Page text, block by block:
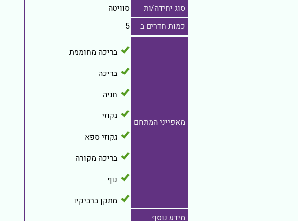
סוג יחידה/ות
סוויטה
כמות חדרים ב
5
מאפייני המתחם
בריכה מחוממת
בריכה
חניה
גקוזי
גקוזי ספא
בריכה מקורה
נוף
מתקן ברביקיו
מידע נוסף